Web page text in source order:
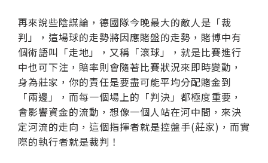
再來說些陰謀論，德國隊今晚最大的敵人是「裁
判」，這場球的走勢將因應賭盤的走勢，賭博中有
個術語叫「走地」，又稱「滾球」，就是比賽進行
中也可下注，賠率則會隨著比賽狀況來即時變動，
身為莊家，你的責任是要盡可能平均分配賭金到
「兩邊」，而每一個場上的「判決」都極度重要，
會影響資金的流動，想像一個人站在河中間，來決
定河流的走向，這個指揮者就是控盤手(莊家)，而實
際的執行者就是裁判！